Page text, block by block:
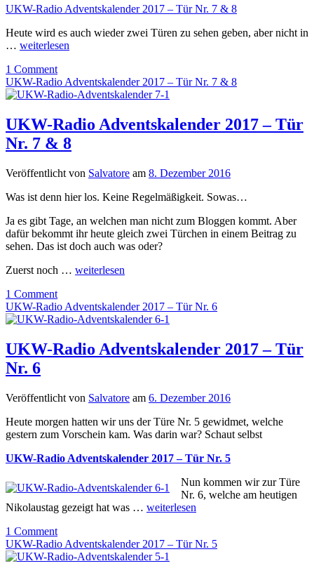
UKW-Radio Adventskalender 2017 – Tür Nr. 7 & 8
Heute wird es auch wieder zwei Türen zu sehen geben, aber nicht in
… weiterlesen
1 Comment
UKW-Radio Adventskalender 2017 – Tür Nr. 7 & 8
UKW-Radio Adventskalender 2017 – Tür
Nr. 7 & 8
Veröffentlicht von Salvatore am 8. Dezember 2016
Was ist denn hier los. Keine Regelmäßigkeit. Sowas…
Ja es gibt Tage, an welchen man nicht zum Bloggen kommt. Aber
dafür bekommt ihr heute gleich zwei Türchen in einem Beitrag zu
sehen. Das ist doch auch was oder?
Zuerst noch … weiterlesen
1 Comment
UKW-Radio Adventskalender 2017 – Tür Nr. 6
UKW-Radio Adventskalender 2017 – Tür
Nr. 6
Veröffentlicht von Salvatore am 6. Dezember 2016
Heute morgen hatten wir uns der Türe Nr. 5 gewidmet, welche
gestern zum Vorschein kam. Was darin war? Schaut selbst
UKW-Radio Adventskalender 2017 – Tür Nr. 5
Nun kommen wir zur Türe
Nr. 6, welche am heutigen
Nikolaustag gezeigt hat was … weiterlesen
1 Comment
UKW-Radio Adventskalender 2017 – Tür Nr. 5